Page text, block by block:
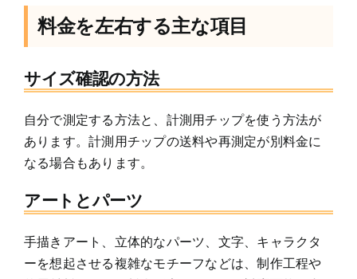
料金を左右する主な項目
サイズ確認の方法
自分で測定する方法と、計測用チップを使う方法が
あります。計測用チップの送料や再測定が別料金に
なる場合もあります。
アートとパーツ
手描きアート、立体的なパーツ、文字、キャラクタ
ーを想起させる複雑なモチーフなどは、制作工程や